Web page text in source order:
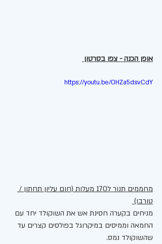
אופן הכנה - צפו בסרטון
https://youtu.be/OHZa5dsvCdY
מחממים תנור ל170 מעלות (חום עליון תחתון /
טורבו)
מניחים בקערה חסינת אש את השוקולד יחד עם
החמאה וממיסים במיקרוגל בפולסים קצרים עד
שהשוקולד נמס.